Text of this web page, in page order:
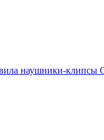
наушники-клипсы